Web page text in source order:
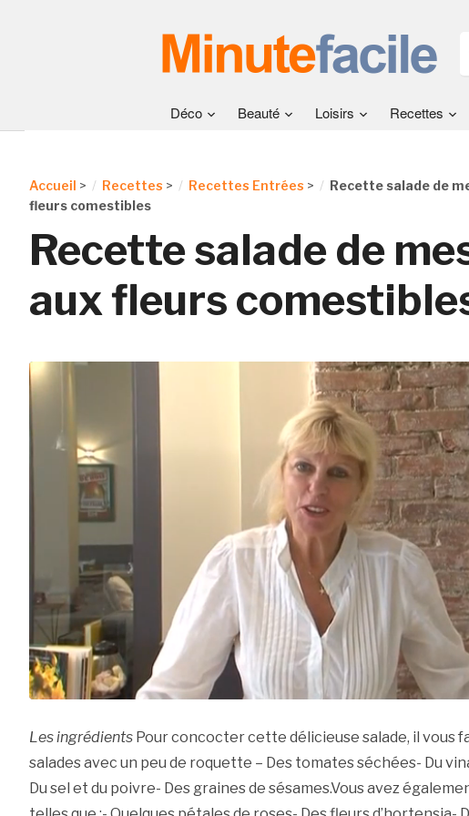
Déco Beauté Loisirs Recettes
Accueil > Recettes > Recettes Entrées >
Recette salade de
fleurs comestibles
Recette salade de
aux fleurs
Les ingrédientsPour concocter cette délicieuse salade, il vous
salades avec un peu de roquette – Des tomates séchées- Du
Du sel et du poivre- Des graines de sésames.Vous avez